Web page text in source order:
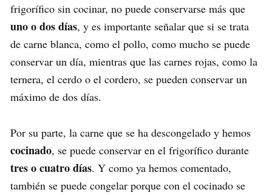
frigorífico sin cocinar, no puede conservarse más que
uno o dos días, y es importante señalar que si se trata
de carne blanca, como el pollo, como mucho se puede
conservar un día, mientras que las carnes rojas, como la
ternera, el cerdo o el cordero, se pueden conservar un
máximo de dos días.
Por su parte, la carne que se ha descongelado y hemos
cocinado, se puede conservar en el frigorífico durante
tres o cuatro días. Y como ya hemos comentado,
también se puede congelar porque con el cocinado se